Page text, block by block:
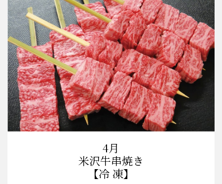
4月
米沢牛串焼き
【冷 凍】